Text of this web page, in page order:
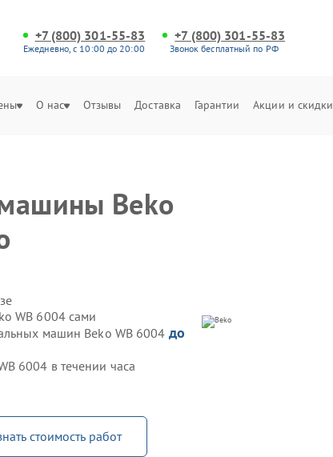
+7 (800) 301-55-83
Ежедневно, с 10:00 до 20:00
+7 (800) 301-55-83
Звонок бесплатный по РФ
О нас Отзывы Доставка Гарантии Акции и скидки
Beko
WB 6004 сами
машин Beko WB 6004 до
6004 в течении часа
стоимость работ